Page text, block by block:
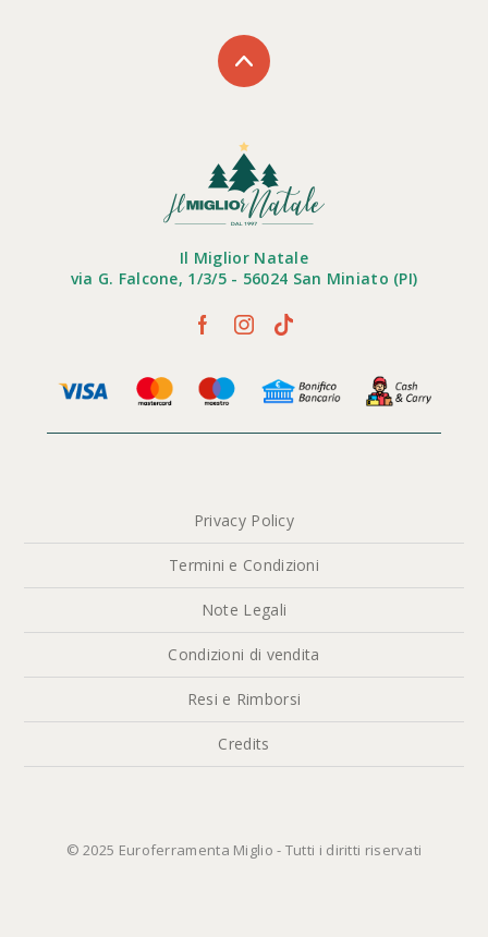
Il Miglior Natale
via G. Falcone, 1/3/5 - 56024 San Miniato (PI)
Privacy Policy
Termini e Condizioni
Note Legali
Condizioni di vendita
Resi e Rimborsi
Credits
© 2025 Euroferramenta Miglio - Tutti i diritti riservati